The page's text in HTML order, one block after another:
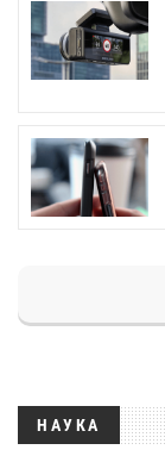
НАУКА